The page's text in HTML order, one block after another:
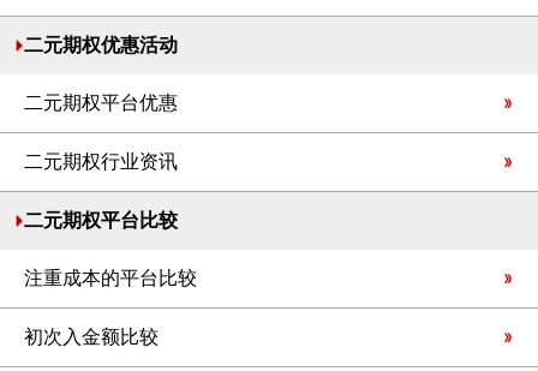
二元期权优惠活动
二元期权平台优惠
二元期权行业资讯
二元期权平台比较
注重成本的平台比较
初次入金额比较